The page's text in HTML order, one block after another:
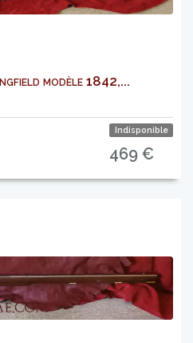
modèle 1842,...
Indisponible
469 €